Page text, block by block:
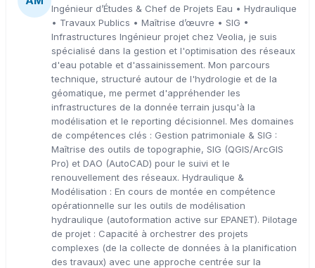
Ingénieur d’Études & Chef de Projets Eau • Hydraulique
• Travaux Publics • Maîtrise d’œuvre • SIG •
Infrastructures Ingénieur projet chez Veolia, je suis
spécialisé dans la gestion et l'optimisation des réseaux
d'eau potable et d'assainissement. Mon parcours
technique, structuré autour de l'hydrologie et de la
géomatique, me permet d'appréhender les
infrastructures de la donnée terrain jusqu'à la
modélisation et le reporting décisionnel. Mes domaines
de compétences clés : Gestion patrimoniale & SIG :
Maîtrise des outils de topographie, SIG (QGIS/ArcGIS
Pro) et DAO (AutoCAD) pour le suivi et le
renouvellement des réseaux. Hydraulique &
Modélisation : En cours de montée en compétence
opérationnelle sur les outils de modélisation
hydraulique (autoformation active sur EPANET). Pilotage
de projet : Capacité à orchestrer des projets
complexes (de la collecte de données à la planification
des travaux) avec une approche centrée sur la